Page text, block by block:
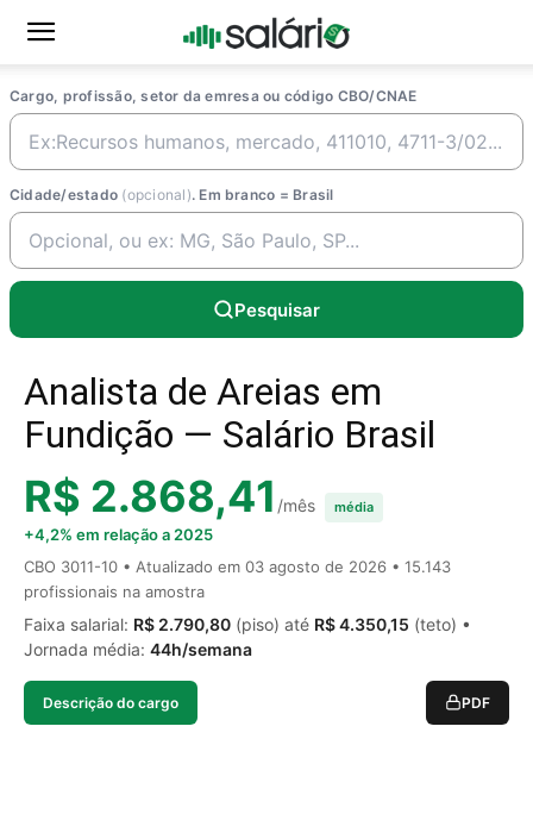
Cargo, profissão, setor da emresa ou código CBO/CNAE
Cidade/estado (opcional). Em branco = Brasil
Pesquisar
Analista de Areias em
Fundição — Salário Brasil
R$ 2.868,41 /mês média
+4,2% em relação a 2025
CBO 3011-10 • Atualizado em 03 agosto de 2026 • 15.143
profissionais na amostra
Faixa salarial: R$ 2.790,80 (piso) até R$ 4.350,15 (teto) •
Jornada média: 44h/semana
Descrição do cargo PDF